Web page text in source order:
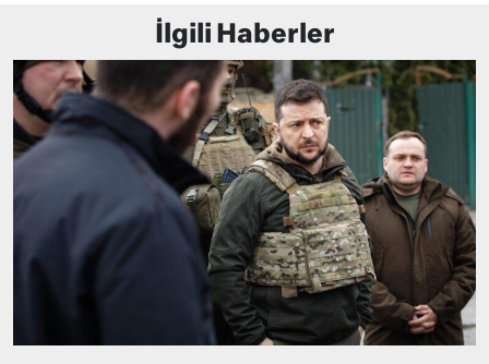
İlgili Haberler